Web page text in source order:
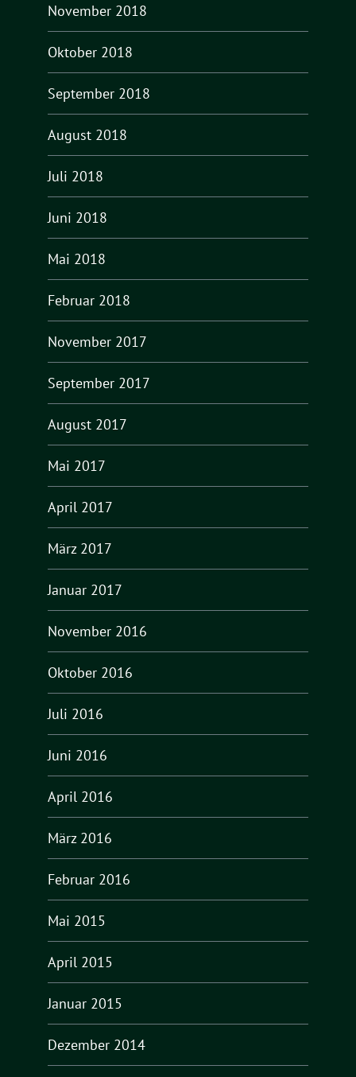
November 2018
Oktober 2018
September 2018
August 2018
Juli 2018
Juni 2018
Mai 2018
Februar 2018
November 2017
September 2017
August 2017
Mai 2017
April 2017
März 2017
Januar 2017
November 2016
Oktober 2016
Juli 2016
Juni 2016
April 2016
März 2016
Februar 2016
Mai 2015
April 2015
Januar 2015
Dezember 2014